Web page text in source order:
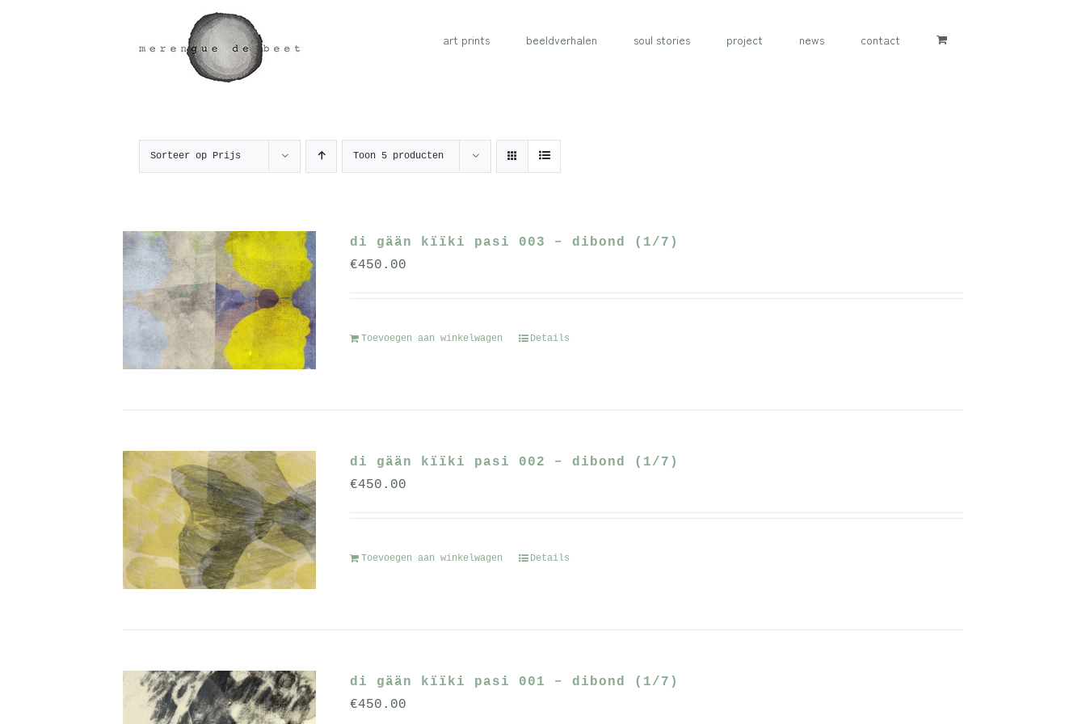
art prints beeldverhalen soul stories project news contact
Sorteer op Prijs Toon 5 producten
di gään kïïki pasi 003 – dibond (1/7)
€450.00
Toevoegen aan winkelwagen Details
di gään kïïki pasi 002 – dibond (1/7)
€450.00
Toevoegen aan winkelwagen Details
di gään kïïki pasi 001 – dibond (1/7)
€450.00